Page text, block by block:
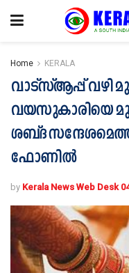
Home KERALA
വാട്സ്ആപ്പ് വഴി
വയസുകാരിയെ
ശബ്ദ
ഫോണില്‍
by Kerala News Web Desk